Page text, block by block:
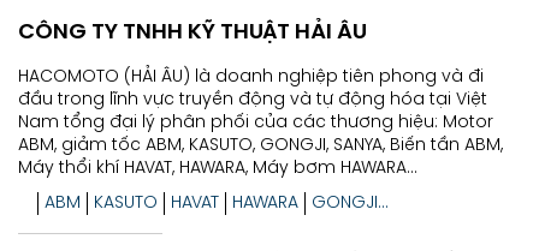
CÔNG TY TNHH KỸ THUẬT HẢI ÂU
HACOMOTO (HẢI ÂU) là doanh nghiệp tiên phong và đi
đầu trong lĩnh vực truyền động và tự động hóa tại Việt
Nam tổng đại lý phân phối của các thương hiệu: Motor
ABM, giảm tốc ABM, KASUTO, GONGJI, SANYA, Biến tần ABM,
Máy thổi khí HAVAT, HAWARA, Máy bơm HAWARA...
ABM
KASUTO HAVAT HAWARA GONGJI...